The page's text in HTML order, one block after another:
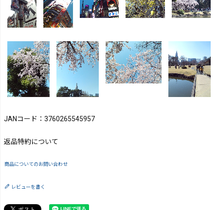
JANコード：3760265545957
返品特約について
商品についてのお問い合わせ
レビューを書く